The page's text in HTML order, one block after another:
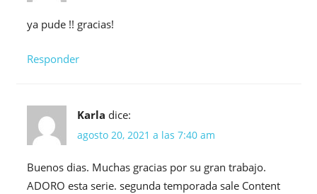
ya pude !! gracias!
Responder
Karla dice:
agosto 20, 2021 a las 7:40 am
Buenos dias. Muchas gracias por su gran trabajo.
ADORO esta serie. segunda temporada sale Content